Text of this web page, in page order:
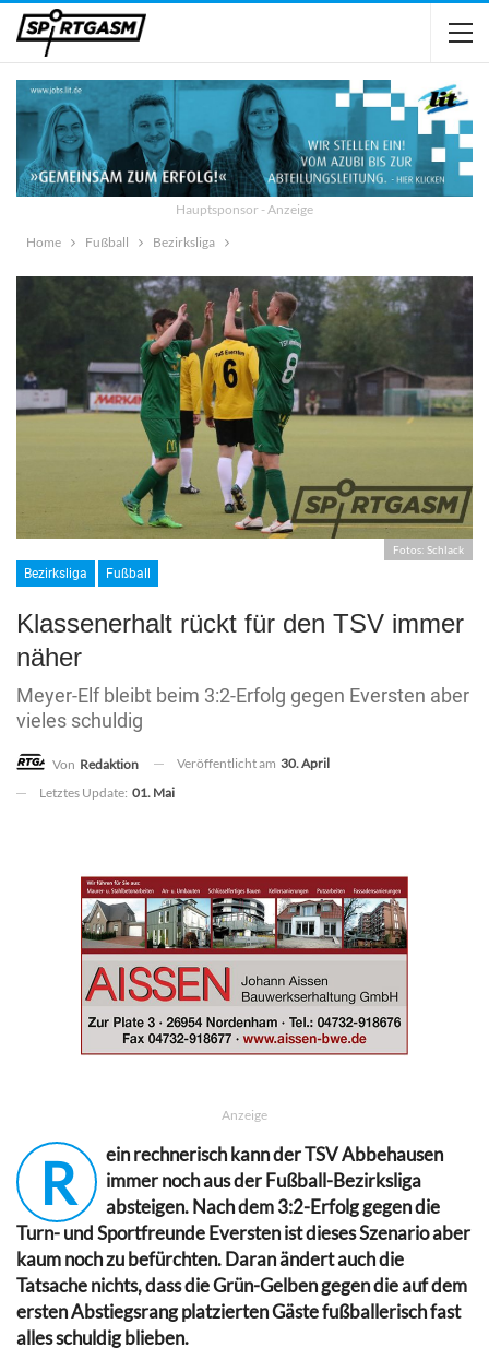
Hauptsponsor - Anzeige
Home
Fußball Bezirksliga
Fotos: Schlack
Bezirksliga Fußball
Klassenerhalt rückt für den TSV immer
näher
Meyer-Elf bleibt beim 3:2-Erfolg gegen Eversten aber
vieles schuldig
Von Redaktion Veröffentlicht am 30. April
Letztes Update: 01. Mai
Anzeige
R
ein rechnerisch kann der TSV Abbehausen
immer noch aus der Fußball-Bezirksliga
absteigen. Nach dem 3:2-Erfolg gegen die
Turn- und Sportfreunde Eversten ist dieses Szenario aber
kaum noch zu befürchten. Daran ändert auch die
Tatsache nichts, dass die Grün-Gelben gegen die auf dem
ersten Abstiegsrang platzierten Gäste fußballerisch fast
alles schuldig blieben.